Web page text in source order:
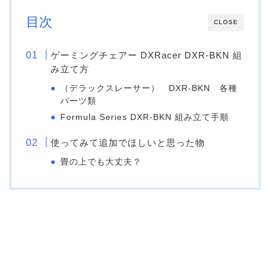
CLOSE
目次
ゲーミングチェアー DXRacer DXR-BKN 組
み立て方
（デラックスレーサー） DXR-BKN 各種
パーツ類
Formula Series DXR-BKN 組み立て手順
使ってみて追加でほしいと思った物
畳の上でも大丈夫？